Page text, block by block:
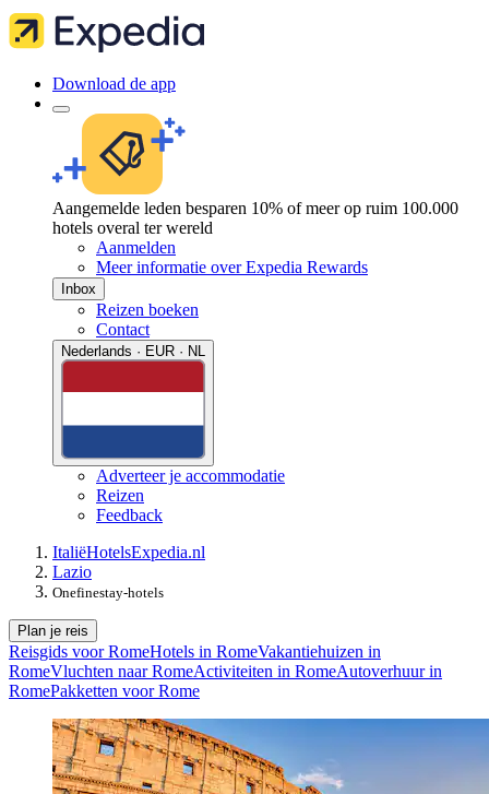
Download de app
Aangemelde leden besparen 10% of meer op ruim 100.000
hotels overal ter wereld
Aanmelden
Meer informatie over Expedia Rewards
Inbox
Reizen boeken
Contact
Nederlands · EUR · NL
Adverteer je accommodatie
Reizen
Feedback
ItaliëHotelsExpedia.nl
Lazio
Onefinestay-hotels
Plan je reis
Reisgids voor RomeHotels in RomeVakantiehuizen in
RomeVluchten naar RomeActiviteiten in RomeAutoverhuur in
RomePakketten voor Rome